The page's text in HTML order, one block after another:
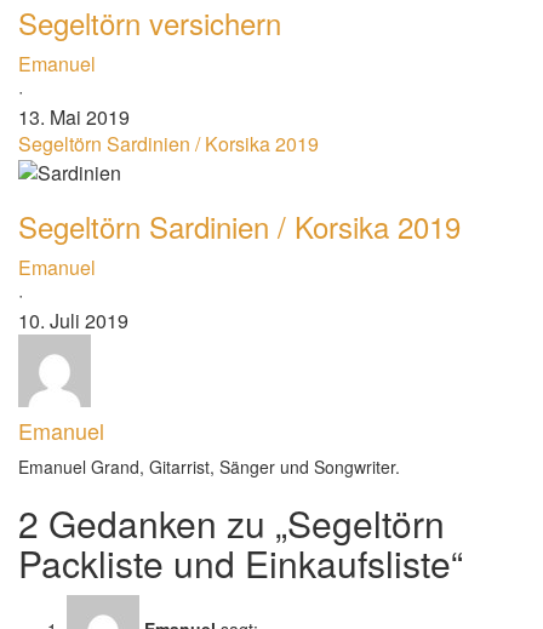
Segeltörn versichern
Emanuel
·
13. Mai 2019
Segeltörn Sardinien / Korsika 2019
Segeltörn Sardinien / Korsika 2019
Emanuel
·
10. Juli 2019
Emanuel
Emanuel Grand, Gitarrist, Sänger und Songwriter.
2 Gedanken zu „Segeltörn
Packliste und Einkaufsliste“